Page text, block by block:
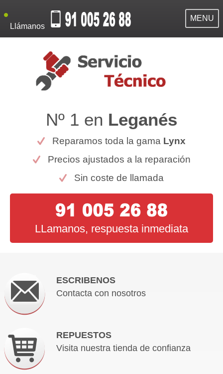
Llámanos
MENU
Nº 1 en Leganés
Reparamos toda la gama Lynx
Precios ajustados a la reparación
Sin coste de llamada
LLamanos, respuesta inmediata
ESCRIBENOS
Contacta con nosotros
REPUESTOS
Visita nuestra tienda de confianza